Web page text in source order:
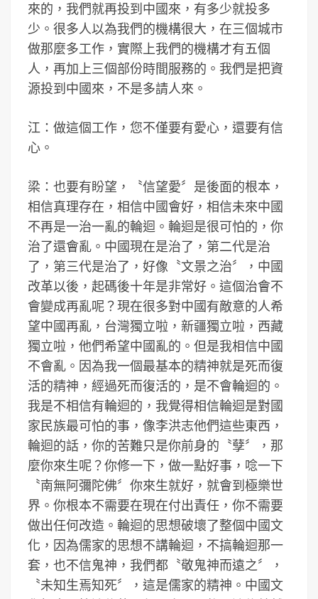
來的，我們就再投到中國來，有多少就投多
少。很多人以為我們的機構很大，在三個城市
做那麼多工作，實際上我們的機構才有五個
人，再加上三個部份時間服務的。我們是把資
源投到中國來，不是多請人來。
江：做這個工作，您不僅要有愛心，還要有信
心。
梁：也要有盼望，〝信望愛〞是後面的根本，
相信真理存在，相信中國會好，相信未來中國
不再是一治一亂的輪迴。輪迴是很可怕的，你
治了還會亂。中國現在是治了，第二代是治
了，第三代是治了，好像〝文景之治〞，中國
改革以後，起碼後十年是非常好。這個治會不
會變成再亂呢？現在很多對中國有敵意的人希
望中國再亂，台灣獨立啦，新疆獨立啦，西藏
獨立啦，他們希望中國亂的。但是我相信中國
不會亂。因為我一個最基本的精神就是死而復
活的精神，經過死而復活的，是不會輪迴的。
我是不相信有輪迴的，我覺得相信輪迴是對國
家民族最可怕的事，像李洪志他們這些東西，
輪迴的話，你的苦難只是你前身的〝孽〞，那
麼你來生呢？你修一下，做一點好事，唸一下
〝南無阿彌陀佛〞你來生就好，就會到極樂世
界。你根本不需要在現在付出責任，你不需要
做出任何改造。輪迴的思想破壞了整個中國文
化，因為儒家的思想不講輪迴，不搞輪迴那一
套，也不信鬼神，我們都〝敬鬼神而遠之〞，
〝未知生焉知死〞，這是儒家的精神。中國文